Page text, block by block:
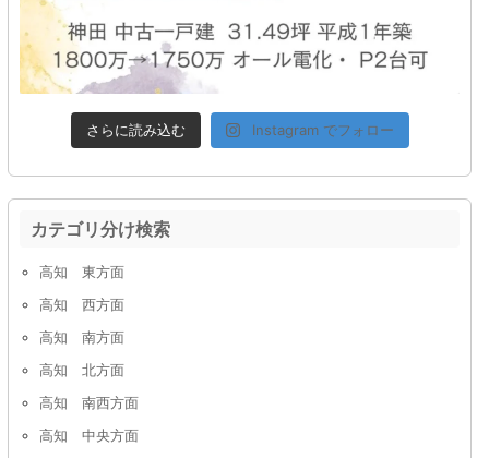
さらに読み込む Instagram でフォロー
カテゴリ分け検索
高知 東方面
高知 西方面
高知 南方面
高知 北方面
高知 南西方面
高知 中央方面